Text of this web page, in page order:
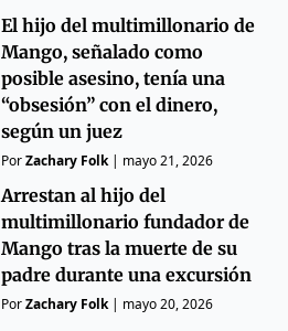
El hijo del multimillonario de
Mango, señalado como
posible asesino, tenía una
“obsesión” con el dinero,
según un juez
PorZachary Folk| mayo 21, 2026
Arrestan al hijo del
multimillonario fundador de
Mango tras la muerte de su
padre durante una excursión
PorZachary Folk| mayo 20, 2026